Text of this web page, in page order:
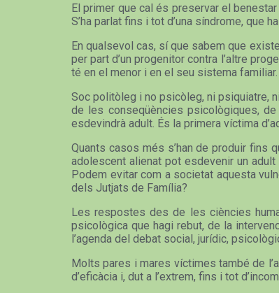
El primer que cal és preservar el
S’ha parlat fins i tot d’una síndrome, que
En qualsevol cas, sí que sabem que
per part d’un progenitor contra l’altre
té en el menor i en el seu sistema familiar.
Soc politòleg i no psicòleg, ni psiquiatre,
de les conseqüències psicològiques, de
esdevindrà adult. És la primera víctima
Quants casos més s’han de produir fins
adolescent alienat pot esdevenir un
Podem evitar com a societat aquesta
dels Jutjats de Família?
Les respostes des de les ciències
psicològica que hagi rebut, de la
l’agenda del debat social, jurídic,
Molts pares i mares víctimes també de
d’eficàcia i, dut a l’extrem, fins i tot